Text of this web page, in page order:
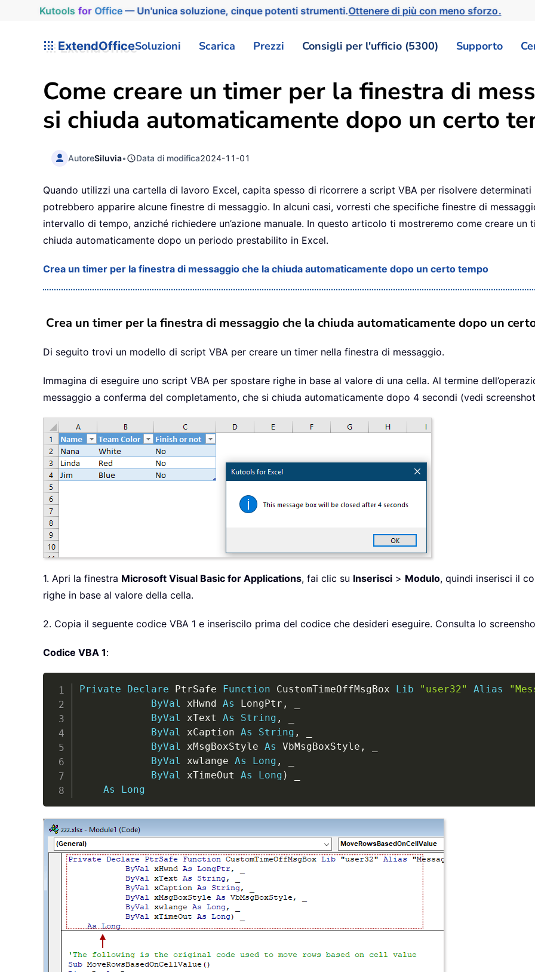
Kutools for Office— Un'unica soluzione, cinque potenti strumenti.Ottenere di più con meno sforzo.
ExtendOfficeSoluzioni Scarica Prezzi Consigli per l'ufficio (5300) Supporto
Come creare un timer per la finestra di
si chiuda automaticamente dopo un certo
AutoreSiluvia• Data di modifica2024-11-01
Quando utilizzi una cartella di lavoro Excel, capita spesso di ricorrere a script VBA per risolvere
potrebbero apparire alcune finestre di messaggio. In alcuni casi, vorresti che specifiche finestre di
intervallo di tempo, anziché richiedere un’azione manuale. In questo articolo ti mostreremo come creare
chiuda automaticamente dopo un periodo prestabilito in Excel.
Crea un timer per la finestra di messaggio che la chiuda automaticamente dopo un certo tempo
Crea un timer per la finestra di messaggio che la chiuda automaticamente dopo un
Di seguito trovi un modello di script VBA per creare un timer nella finestra di messaggio.
Immagina di eseguire uno script VBA per spostare righe in base al valore di una cella. Al termine
messaggio a conferma del completamento, che si chiuda automaticamente dopo 4 secondi (vedi
1. Apri la finestra Microsoft Visual Basic for Applications, fai clic su Inserisci > Modulo, quindi inserisci il
righe in base al valore della cella.
2. Copia il seguente codice VBA 1 e inseriscilo prima del codice che desideri eseguire. Consulta lo
Codice VBA 1:
Private Declare PtrSafe Function CustomTimeOffMsgBox Lib "user32" Alias
ByVal xHwnd As LongPtr ,
ByVal xText As String ,
ByVal xCaption As String ,
ByVal xMsgBoxStyle As VbMsgBoxStyle ,
ByVal xwlange As Long ,
ByVal xTimeOut As Long )
As
Long